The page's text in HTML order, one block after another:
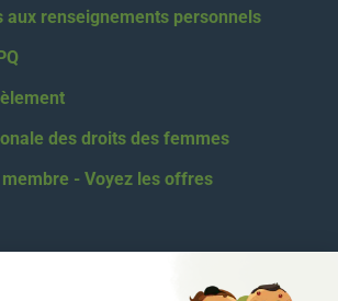
aux renseignements personnels
des droits des femmes
- Voyez les offres